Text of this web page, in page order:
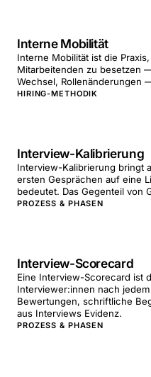
Interne Mobilität
Interne Mobilität ist die
Mitarbeitenden zu besetzen
Wechsel, Rollenänderungen
HIRING-METHODIK
Interview-Kalibrierung
Interview-Kalibrierung bringt
ersten Gesprächen auf eine
bedeutet. Das Gegenteil von
PROZESS & PHASEN
Interview-Scorecard
Eine Interview-Scorecard ist
Interviewer:innen nach
Bewertungen, schriftliche
aus Interviews Evidenz.
PROZESS & PHASEN